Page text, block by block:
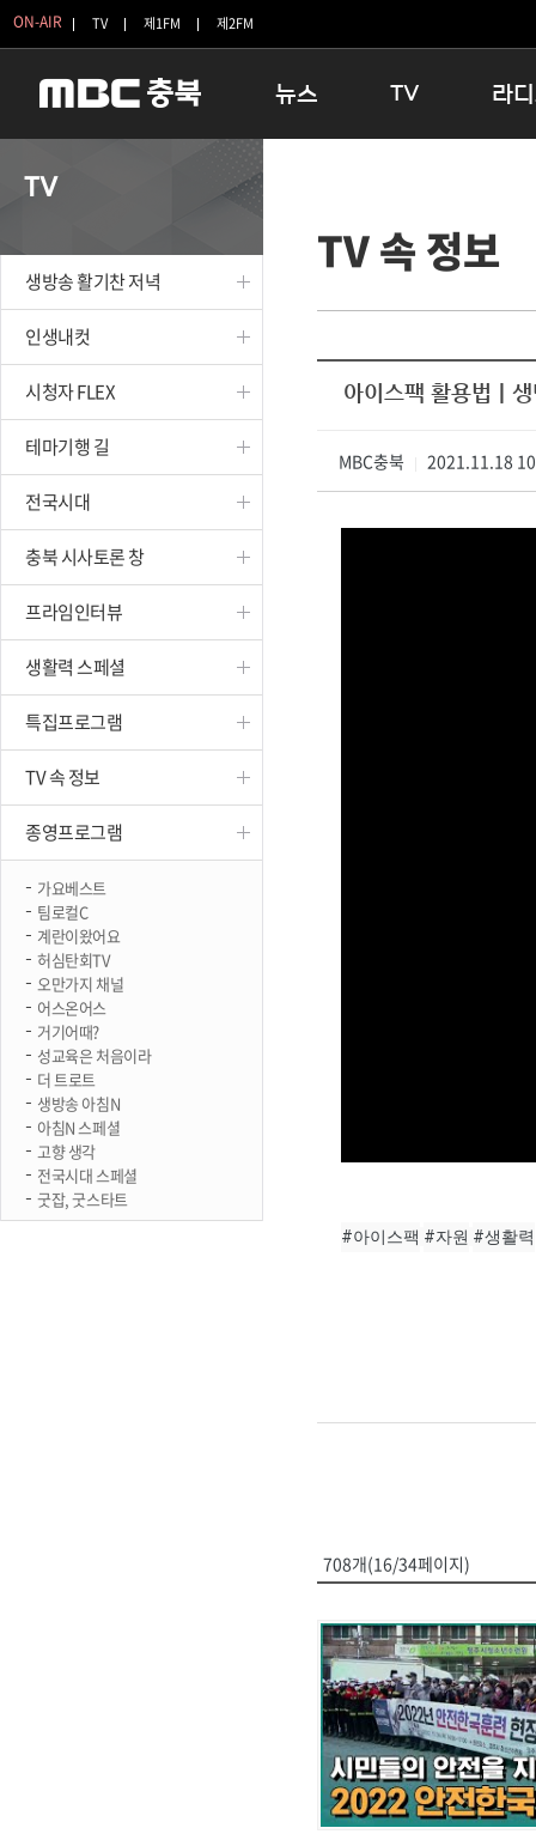
ON-AIR TV 제1FM 제2FM
뉴스
보은
옥천
TV
인생내컷
테마기행 길
시청자 FLEX
특집프로그램
종영프로그램
라
16:00 완
우리 고
TV
생방송 활기찬 저녁
인생내컷
시청자 FLEX
테마기행 길
전국시대
충북 시사토론 창
프라임인터뷰
생활력 스페셜
특집프로그램
TV 속 정보
종영프로그램
가요베스트
팀로컬C
계란이왔어요
허심탄회TV
오만가지 채널
어스온어스
거기어때?
성교육은 처음이라
더 트로트
생방송 아침N
아침N 스페셜
고향 생각
전국시대 스페셜
굿잡, 굿스타트
TV 속 정보
아이스팩 활용법ㅣ
MBC충북 2021.11.18
#아이스팩 #자원 #생활력
708개(16/34페이지)